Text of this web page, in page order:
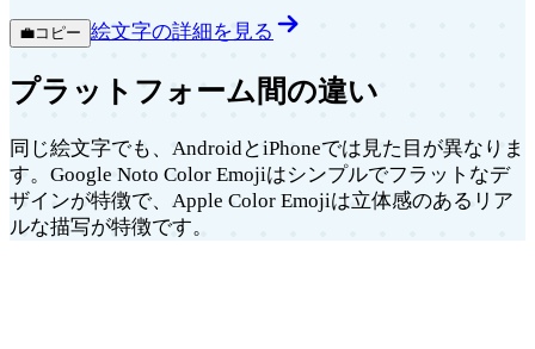
💼コピー 絵文字の詳細を見る
プラットフォーム間の違い
同じ絵文字でも、AndroidとiPhoneでは見た目が異なりま
す。Google Noto Color Emojiはシンプルでフラットなデ
ザインが特徴で、Apple Color Emojiは立体感のあるリア
ルな描写が特徴です。